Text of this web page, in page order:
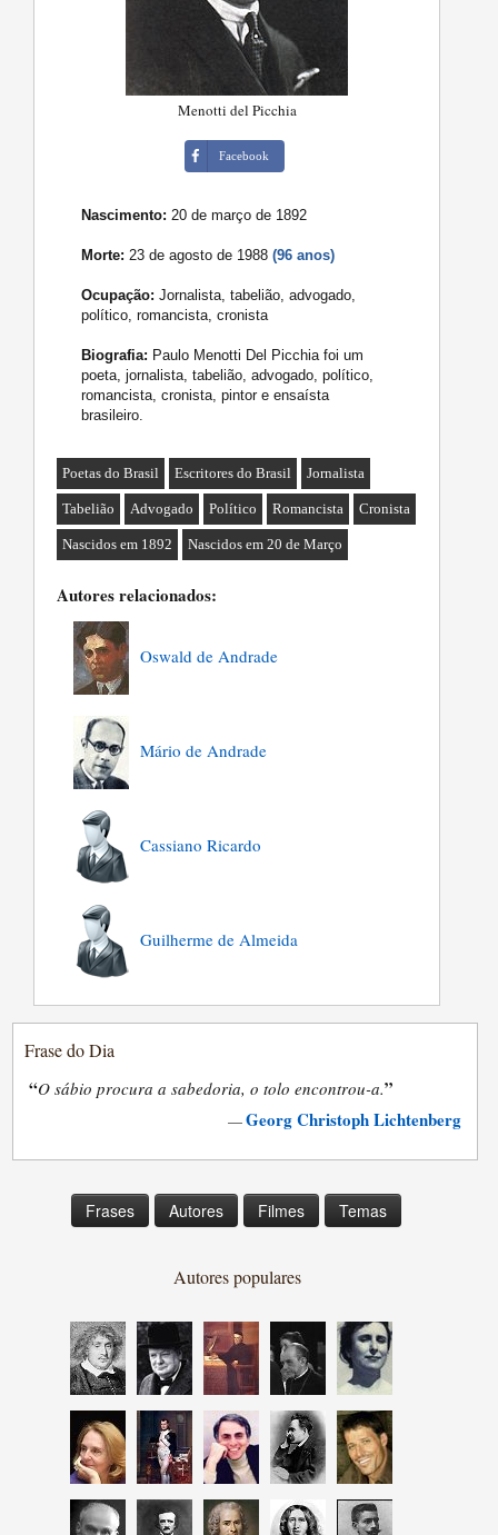
Menotti del Picchia
Facebook
Nascimento: 20 de março de 1892
Morte: 23 de agosto de 1988(96 anos)
Ocupação: Jornalista, tabelião, advogado,
político, romancista, cronista
Biografia: Paulo Menotti Del Picchia foi um
poeta, jornalista, tabelião, advogado, político,
romancista, cronista, pintor e ensaísta
brasileiro.
Poetas do Brasil Escritores do Brasil Jornalista
Tabelião Advogado Político Romancista Cronista
Nascidos em 1892 Nascidos em 20 de Março
Autores relacionados:
Oswald de Andrade
Mário de Andrade
Cassiano Ricardo
Guilherme de Almeida
Frase do Dia
“O sábio procura a sabedoria, o tolo encontrou-a.”
—Georg Christoph Lichtenberg
Frases Autores Filmes Temas
Autores populares